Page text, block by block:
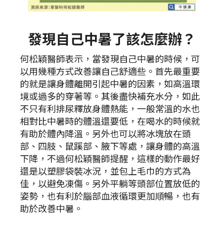
發現自己中暑了該怎麼辦？
何松穎醫師表示，當發現自己中暑的時候，可
以用幾種方式改善讓自己舒適些。首先最重要
的就是讓身體離開引起中暑的因素，如高溫環
境或過多的穿著等。其後盡快補充水分，如此
不只有利排尿釋放身體熱能，一般常溫的水也
相對比中暑時的體溫還要低，在喝水的時候就
有助於體內降溫。另外也可以將冰塊放在頭
部、四肢、鼠蹊部、腋下等處，讓身體的高溫
下降，不過何松穎醫師提醒，這樣的動作最好
還是以塑膠袋裝冰況，並包上毛巾的方式為
佳，以避免凍傷。另外平躺等頭部位置放低的
姿勢，也有利於腦部血液循環更加順暢，也有
助於改善中暑。